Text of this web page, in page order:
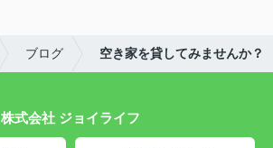
ブログ 空き家を貸してみませんか？
株式会社 ジョイライフ